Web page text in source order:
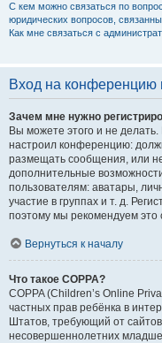
С кем можно связаться по
юридических вопросов,
Как мне связаться с
Вход на конференцию
Зачем мне нужно
Вы можете этого и не делать.
настроил конференцию:
размещать сообщения, или
дополнительные
пользователям: аватары,
участие в группах и т. д.
поэтому мы рекомендуем это
Вернуться к началу
Что такое COPPA?
COPPA (Children’s Online
частных прав ребёнка в
Штатов, требующий от
несовершеннолетних младше